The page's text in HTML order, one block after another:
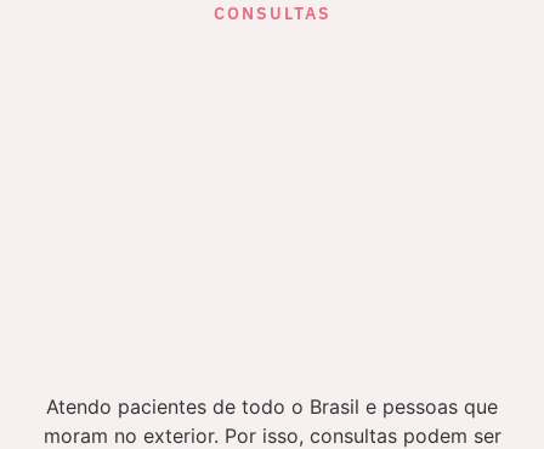
CONSULTAS
Atendo pacientes de todo o Brasil e pessoas que
moram no exterior. Por isso, consultas podem ser